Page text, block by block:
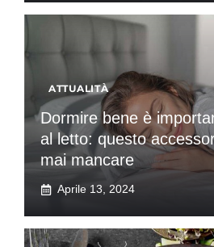
ATTUALITÀ
Dormire bene è
al letto: questo
mai mancare
Aprile 13, 2024